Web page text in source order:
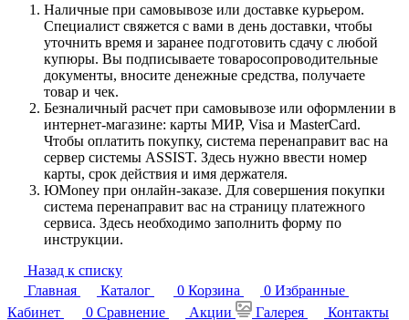
Наличные при самовывозе или доставке курьером.
Специалист свяжется с вами в день доставки, чтобы
уточнить время и заранее подготовить сдачу с любой
купюры. Вы подписываете товаросопроводительные
документы, вносите денежные средства, получаете
товар и чек.
Безналичный расчет при самовывозе или оформлении в
интернет-магазине: карты МИР, Visa и MasterCard.
Чтобы оплатить покупку, система перенаправит вас на
сервер системы ASSIST. Здесь нужно ввести номер
карты, срок действия и имя держателя.
ЮMoney при онлайн-заказе. Для совершения покупки
система перенаправит вас на страницу платежного
сервиса. Здесь необходимо заполнить форму по
инструкции.
Назад к списку
Главная
Каталог 0 Корзина 0 Избранные
Кабинет
0 Сравнение Акции Галерея
Контакты